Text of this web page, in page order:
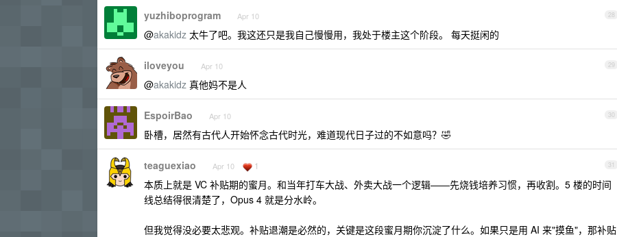
28
yuzhiboprogram Apr 10
@akakidz 太牛了吧。我这还只是我自己慢慢用，我处于楼主这个阶段。 每天挺闲的
29
iloveyou Apr 10
@akakidz 真他妈不是人
30
EspoirBao Apr 10
卧槽，居然有古代人开始怀念古代时光，难道现代日子过的不如意吗？🤣
31
teaguexiao Apr 10 1
本质上就是 VC 补贴期的蜜月。和当年打车大战、外卖大战一个逻辑——先烧钱培养习惯，再收割。5 楼的时间
线总结得很清楚了，Opus 4 就是分水岭。
但我觉得没必要太悲观。补贴退潮是必然的，关键是这段蜜月期你沉淀了什么。如果只是用 AI 来"摸鱼"，那补贴